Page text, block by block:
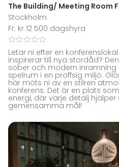
The Building/ Meeting Room
Stockholm
Fr. kr 12 500 dagshyra
Letar ni efter en
inspirerar till nya stordåd?
sober och modern inramning
spelrum i en proffsig miljö.
här möts ni av en stilren
konferens. Det är en plats
energi, där varje detalj
gemensamma mål!